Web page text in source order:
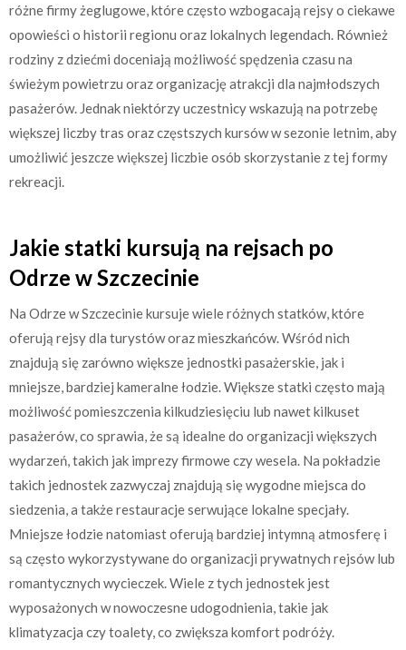
różne firmy żeglugowe, które często wzbogacają rejsy o ciekawe
opowieści o historii regionu oraz lokalnych legendach. Również
rodziny z dziećmi doceniają możliwość spędzenia czasu na
świeżym powietrzu oraz organizację atrakcji dla najmłodszych
pasażerów. Jednak niektórzy uczestnicy wskazują na potrzebę
większej liczby tras oraz częstszych kursów w sezonie letnim, aby
umożliwić jeszcze większej liczbie osób skorzystanie z tej formy
rekreacji.
Jakie statki kursują na rejsach po
Odrze w Szczecinie
Na Odrze w Szczecinie kursuje wiele różnych statków, które
oferują rejsy dla turystów oraz mieszkańców. Wśród nich
znajdują się zarówno większe jednostki pasażerskie, jak i
mniejsze, bardziej kameralne łodzie. Większe statki często mają
możliwość pomieszczenia kilkudziesięciu lub nawet kilkuset
pasażerów, co sprawia, że są idealne do organizacji większych
wydarzeń, takich jak imprezy firmowe czy wesela. Na pokładzie
takich jednostek zazwyczaj znajdują się wygodne miejsca do
siedzenia, a także restauracje serwujące lokalne specjały.
Mniejsze łodzie natomiast oferują bardziej intymną atmosferę i
są często wykorzystywane do organizacji prywatnych rejsów lub
romantycznych wycieczek. Wiele z tych jednostek jest
wyposażonych w nowoczesne udogodnienia, takie jak
klimatyzacja czy toalety, co zwiększa komfort podróży.